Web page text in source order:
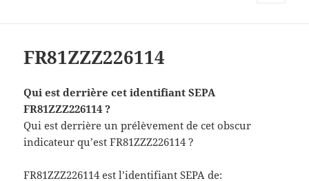
FR81ZZZ226114
Qui est derrière cet identifiant SEPA
FR81ZZZ226114 ?
Qui est derrière un prélèvement de cet obscur
indicateur qu’est FR81ZZZ226114 ?
FR81ZZZ226114 est l’identifiant SEPA de: